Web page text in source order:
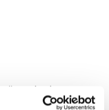
Für registrierte